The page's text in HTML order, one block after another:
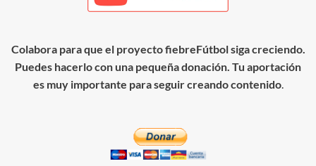
Colabora para que el proyecto fiebreFútbol siga creciendo.
Puedes hacerlo con una pequeña donación. Tu aportación
es muy importante para seguir creando contenido.